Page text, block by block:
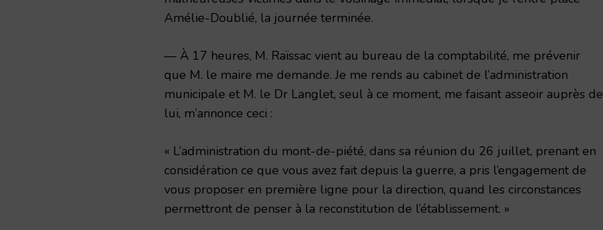
Amélie-Doublié, la journée terminée.
— À 17 heures, M. Raïssac vient au bureau de la comptabili­té, me prévenir
que M. le maire me demande. Je me rends au cabinet de l’administration
municipale et M. le Dr Langlet, seul à ce moment, me faisant asseoir auprès de
lui, m’annonce ceci :
« L’administration du mont-de-piété, dans sa réunion du 26 juillet, prenant en
considération ce que vous avez fait de­puis la guerre, a pris l’engagement de
vous proposer en première ligne pour la direction, quand les circonstances
per­mettront de penser à la reconstitution de l’établissement. »